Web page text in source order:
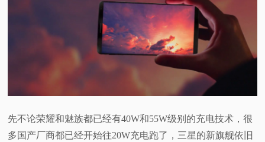
先不论荣耀和魅族都已经有40W和55W级别的充电技术，很
多国产厂商都已经开始往20W充电跑了，三星的新旗舰依旧